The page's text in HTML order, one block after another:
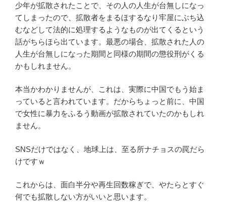
少年が拡散されたことで、その人の人生が台無しになっ
てしまったので、拡散者をまるほするなり牢屋にぶち込
むなどして法的に処理するようなものが出てくるという
話がちらほら出ています。最悪の場合、拡散された人の
人生が台無しになった期間と同様の期間の懲役刑がくる
かもしれません。
本当かわかりませんが、これは、実際に中国でもう始ま
っていると言われています。だからちょっと前に、中国
で女性に暴力をふるう動画が拡散されていたのかもしれ
ません。
SNSだけではなく、地球上は、至る所ナチョスの罠だら
けですｗ
これからは、面白半分や再生回数稼ぎで、やたらとすぐ
何でも拡散しない方がいいと思います。